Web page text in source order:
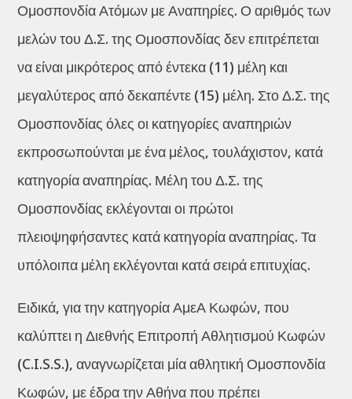
Ομοσπονδία Ατόμων με Αναπηρίες. Ο αριθμός των
μελών του Δ.Σ. της Ομοσπονδίας δεν επιτρέπεται
να είναι μικρότερος από έντεκα (11) μέλη και
μεγαλύτερος από δεκαπέντε (15) μέλη. Στο Δ.Σ. της
Ομοσπονδίας όλες οι κατηγορίες αναπηριών
εκπροσωπούνται με ένα μέλος, τουλάχιστον, κατά
κατηγορία αναπηρίας. Μέλη του Δ.Σ. της
Ομοσπονδίας εκλέγονται οι πρώτοι
πλειοψηφήσαντες κατά κατηγορία αναπηρίας. Τα
υπόλοιπα μέλη εκλέγονται κατά σειρά επιτυχίας.
Ειδικά, για την κατηγορία ΑμεΑ Κωφών, που
καλύπτει η Διεθνής Επιτροπή Αθλητισμού Κωφών
(C.I.S.S.), αναγνωρίζεται μία αθλητική Ομοσπονδία
Κωφών, με έδρα την Αθήνα που πρέπει